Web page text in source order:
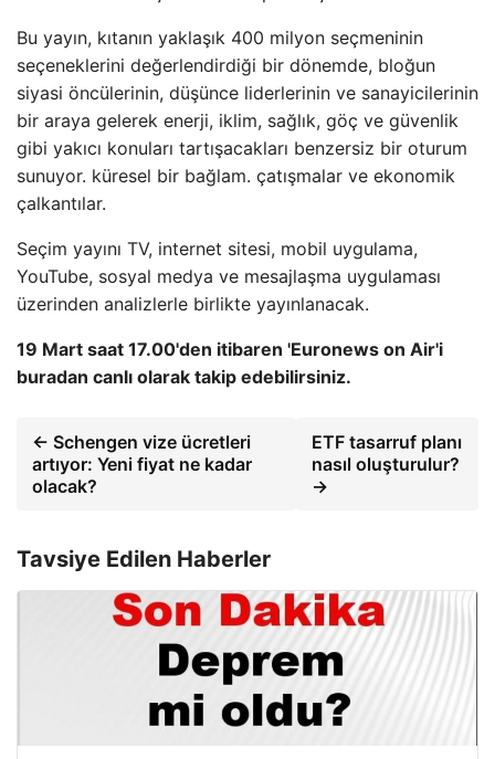
Bu yayın, kıtanın yaklaşık 400 milyon seçmeninin
seçeneklerini değerlendirdiği bir dönemde, bloğun
siyasi öncülerinin, düşünce liderlerinin ve sanayicilerinin
bir araya gelerek enerji, iklim, sağlık, göç ve güvenlik
gibi yakıcı konuları tartışacakları benzersiz bir oturum
sunuyor. küresel bir bağlam. çatışmalar ve ekonomik
çalkantılar.
Seçim yayını TV, internet sitesi, mobil uygulama,
YouTube, sosyal medya ve mesajlaşma uygulaması
üzerinden analizlerle birlikte yayınlanacak.
19 Mart saat 17.00'den itibaren 'Euronews on Air'i
buradan canlı olarak takip edebilirsiniz.
← Schengen vize ücretleri
artıyor: Yeni fiyat ne kadar
olacak?
ETF tasarruf planı
nasıl oluşturulur?
→
Tavsiye Edilen Haberler